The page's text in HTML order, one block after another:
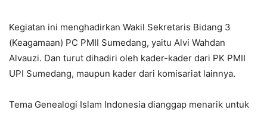
Kegiatan ini menghadirkan Wakil Sekretaris Bidang 3
(Keagamaan) PC PMII Sumedang, yaitu Alvi Wahdan
Alvauzi. Dan turut dihadiri oleh kader-kader dari PK PMII
UPI Sumedang, maupun kader dari komisariat lainnya.
Tema Genealogi Islam Indonesia dianggap menarik untuk